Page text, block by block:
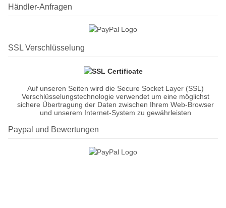
Händler-Anfragen
SSL Verschlüsselung
Auf unseren Seiten wird die Secure Socket Layer (SSL)
Verschlüsselungstechnologie verwendet um eine möglichst
sichere Übertragung der Daten zwischen Ihrem Web-Browser
und unserem Internet-System zu gewährleisten
Paypal und Bewertungen